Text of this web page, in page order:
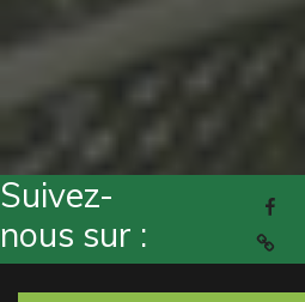
Suivez-
nous sur :